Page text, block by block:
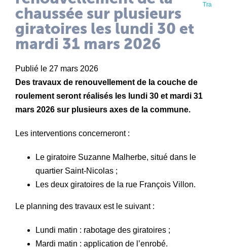
chaussée sur plusieurs
giratoires les lundi 30 et
mardi 31 mars 2026
Publié le 27 mars 2026
Des travaux de renouvellement de la couche de
roulement seront réalisés les lundi 30 et mardi 31
mars 2026 sur plusieurs axes de la commune.
Les interventions concerneront :
Le giratoire Suzanne Malherbe, situé dans le
quartier Saint-Nicolas ;
Les deux giratoires de la rue François Villon.
Le planning des travaux est le suivant :
Lundi matin : rabotage des giratoires ;
Mardi matin : application de l’enrobé.
Travaux